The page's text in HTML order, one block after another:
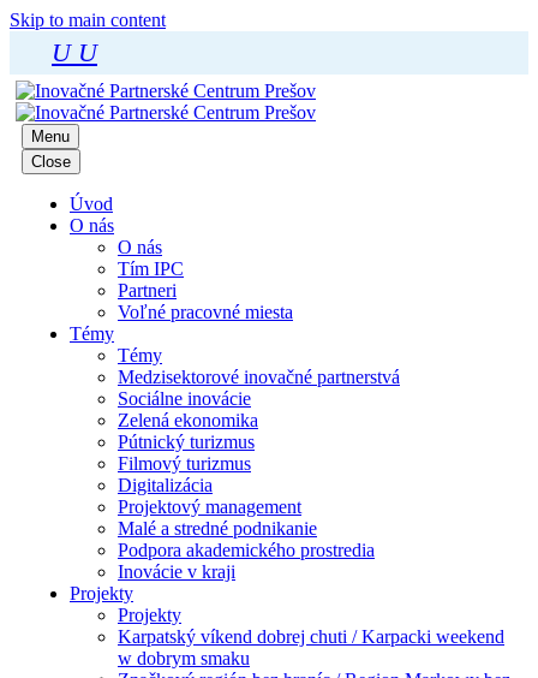
Skip to main content
U U
Menu
Close
Úvod
O nás
O nás
Tím IPC
Partneri
Voľné pracovné miesta
Témy
Témy
Medzisektorové inovačné partnerstvá
Sociálne inovácie
Zelená ekonomika
Pútnický turizmus
Filmový turizmus
Digitalizácia
Projektový management
Malé a stredné podnikanie
Podpora akademického prostredia
Inovácie v kraji
Projekty
Projekty
Karpatský víkend dobrej chuti / Karpacki weekend
w dobrym smaku